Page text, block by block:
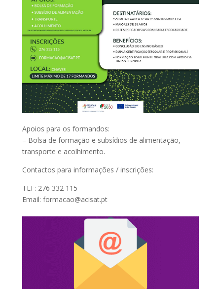
Apoios para os formandos:
– Bolsa de formação e subsídios de alimentação,
transporte e acolhimento.
Contactos para informações / inscrições:
TLF: 276 332 115
Email: formacao@acisat.pt